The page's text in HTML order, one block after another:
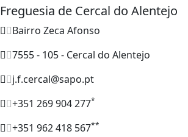
Freguesia de Cercal do Alentejo
Bairro Zeca Afonso
7555 - 105 - Cercal do Alentejo
j.f.cercal@sapo.pt
+351 269 904 277*
+351 962 418 567**